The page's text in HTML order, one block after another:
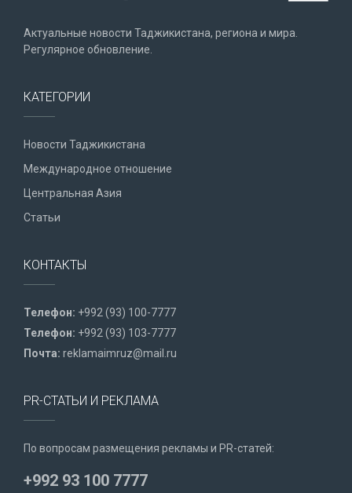
Актуальные новости Таджикистана, региона и мира.
Регулярное обновление.
КАТЕГОРИИ
Новости Таджикистана
Международное отношение
Центральная Азия
Статьи
КОНТАКТЫ
Телефон: +992 (93) 100-7777
Телефон: +992 (93) 103-7777
Почта: reklamaimruz@mail.ru
PR-СТАТЬИ И РЕКЛАМА
По вопросам размещения рекламы и PR-статей:
+992 93 100 7777